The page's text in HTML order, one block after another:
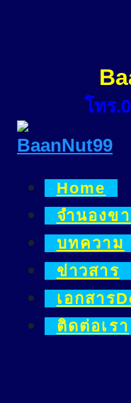
โทร
Home
จำนองข
บทความ
ข่าวสาร
เอกสาร
ติดต่อเรา